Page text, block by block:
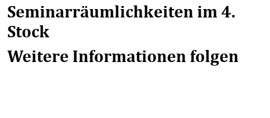
Seminarräumlichkeiten im 4.
Stock
Weitere Informationen folgen